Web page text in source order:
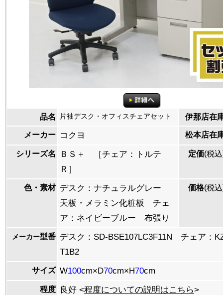
品名 片袖デスク・オフィスチェアセット 伊那店在
メーカー コクヨ 松本店在
シリーズ名
ＢＳ＋ ［チェア：トルテ
Ｒ］
定価(税
色・素材 デスク：ナチュラルグレー
天板・メラミン化粧板 チェ
ア：ネイビーブルー 布張り
価格(税
メーカー型番 デスク：SD-BSE107LC3F11N チェア：
T1B2
サイズ W100cm×D70cm×H70cm
程度 良好 <程度についての説明はこちら>